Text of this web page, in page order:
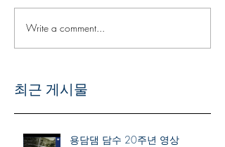
Write a comment...
최근 게시물
용담댐 담수 20주년 영상